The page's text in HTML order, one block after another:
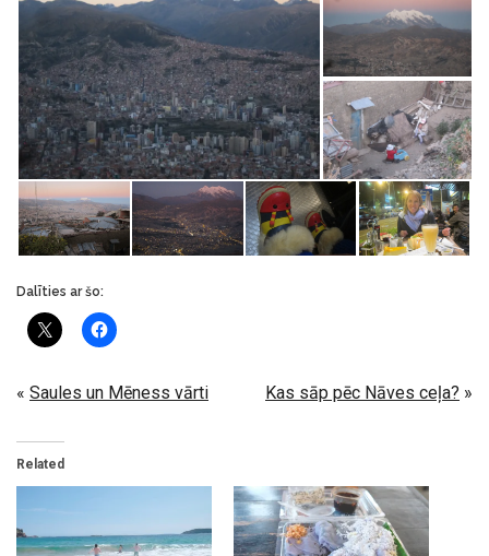
Dalīties ar šo:
« Saules un Mēness vārti Kas sāp pēc Nāves ceļa? »
Related